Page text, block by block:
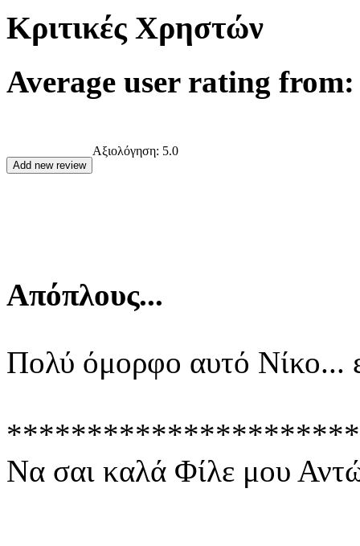
Κριτικές Χρηστών
Average user rating from:
Αξιολόγηση: 5.0
Απόπλους...
Πολύ όμορφο αυτό Νίκο...
Να σαι καλά Φίλε μου